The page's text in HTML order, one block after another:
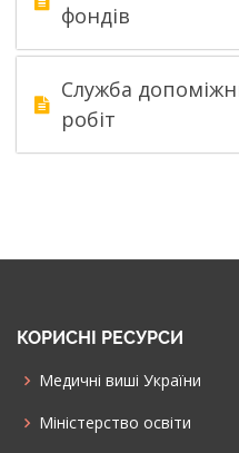
фондів
Служба
робіт
КОРИСНІ РЕСУРСИ
Медичні виші України
Міністерство освіти